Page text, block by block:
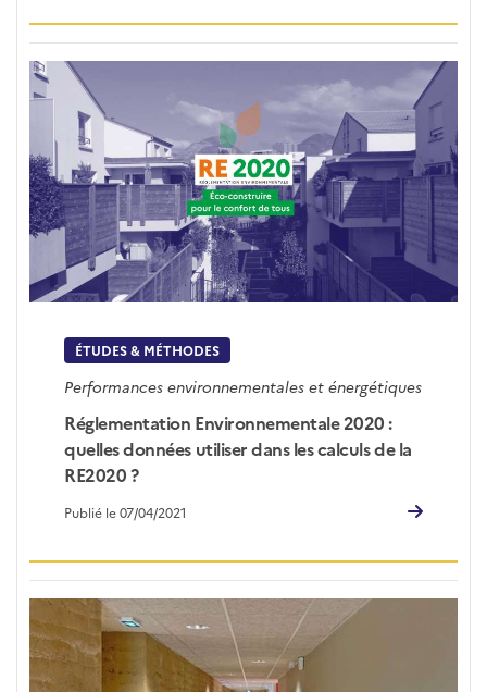
ÉTUDES & MÉTHODES
Performances environnementales et énergétiques
Réglementation Environnementale 2020 :
quelles données utiliser dans les calculs de la
RE2020 ?
Publié le 07/04/2021